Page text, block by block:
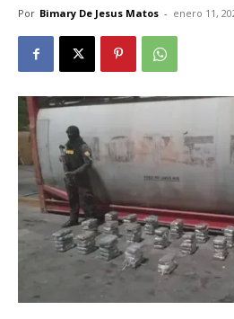
Por Bimary De Jesus Matos - enero 11,